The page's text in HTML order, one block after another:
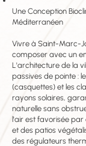
Une Conception
Méditerranéen
Vivre à Saint-Marc-
composer avec un
L'architecture de la
passives de pointe :
(casquettes) et les
rayons solaires,
naturelle sans
l'air est favorisée
et des patios
des régulateurs